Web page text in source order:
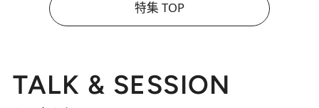
特集 TOP
TALK & SESSION